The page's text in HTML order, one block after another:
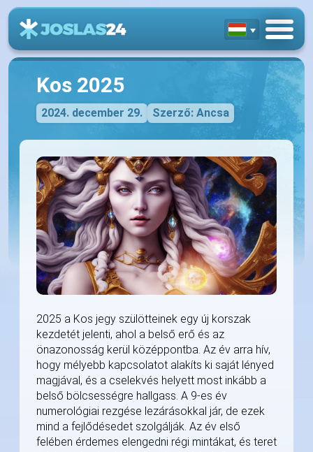
Kos 2025
2024. december 29. Szerző: Ancsa
2025 a Kos jegy szülötteinek egy új korszak
kezdetét jelenti, ahol a belső erő és az
önazonosság kerül középpontba. Az év arra hív,
hogy mélyebb kapcsolatot alakíts ki saját lényed
magjával, és a cselekvés helyett most inkább a
belső bölcsességre hallgass. A 9-es év
numerológiai rezgése lezárásokkal jár, de ezek
mind a fejlődésedet szolgálják. Az év első
felében érdemes elengedni régi mintákat, és teret